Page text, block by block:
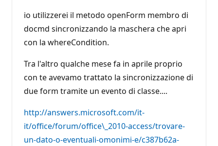
io utilizzerei il metodo openForm membro di
docmd sincronizzando la maschera che apri
con la whereCondition.
Tra l'altro qualche mese fa in aprile proprio
con te avevamo trattato la sincronizzazione di
due form tramite un evento di classe....
http://answers.microsoft.com/it-
it/office/forum/office\_2010-access/trovare-
un-dato-o-eventuali-omonimi-e/c387b62a-